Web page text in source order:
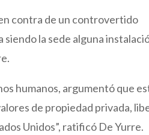
contra de un controvertido
la sede alguna
humanos, argumentó que
de propiedad privada,
Unidos”, ratificó De Yurre.